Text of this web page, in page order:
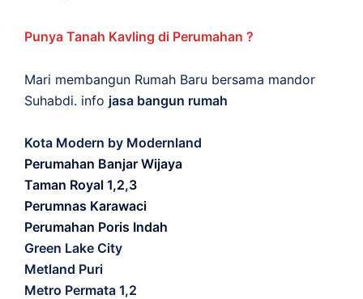
Punya Tanah Kavling di Perumahan ?
Mari membangun Rumah Baru bersama mandor
Suhabdi. info jasa bangun rumah
Kota Modern by Modernland
Perumahan Banjar Wijaya
Taman Royal 1,2,3
Perumnas Karawaci
Perumahan Poris Indah
Green Lake City
Metland Puri
Metro Permata 1,2